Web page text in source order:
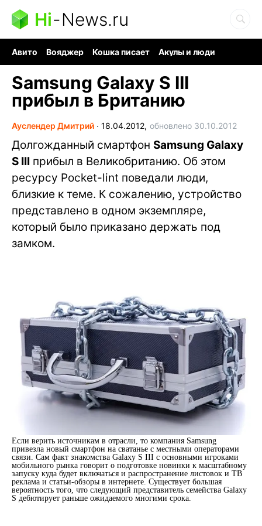
Hi-News.ru
Авито Вояджер Кошка писает
Акулы и люди
Samsung Galaxy S III
прибыл в Британию
Ауслендер Дмитрий ∙ 18.04.2012, обновлено 30.10.2012
Долгожданный смартфон Samsung Galaxy
S III прибыл в Великобританию. Об этом
ресурсу Pocket-lint поведали люди,
близкие к теме. К сожалению, устройство
представлено в одном экземпляре,
который было приказано держать под
замком.
Если верить источникам в отрасли, то компания Samsung
привезла новый смартфон на сватанье с местными операторами
связи. Сам факт знакомства Galaxy S III с основными игроками
мобильного рынка говорит о подготовке новинки к масштабному
запуску куда будет включаться и распространение листовок и ТВ
реклама и статьи-обзоры в интернете. Существует большая
вероятность того, что следующий представитель семейства Galaxy
S дебютирует раньше ожидаемого многими срока.